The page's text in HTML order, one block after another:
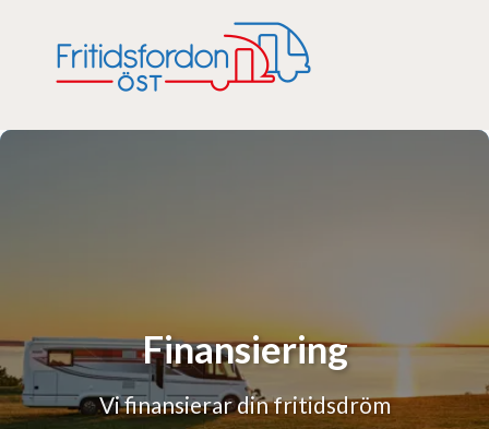
Finansiering
Vi finansierar din fritidsdröm